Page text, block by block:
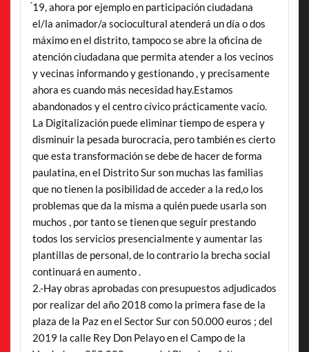
́19, ahora por ejemplo en participación ciudadana
el/la animador/a sociocultural atenderá un día o dos
máximo en el distrito, tampoco se abre la oficina de
atención ciudadana que permita atender a los vecinos
y vecinas informando y gestionando , y precisamente
ahora es cuando más necesidad hay.Estamos
abandonados y el centro cívico prácticamente vacío.
La Digitalización puede eliminar tiempo de espera y
disminuir la pesada burocracia, pero también es cierto
que esta transformación se debe de hacer de forma
paulatina, en el Distrito Sur son muchas las familias
que no tienen la posibilidad de acceder a la red,o los
problemas que da la misma a quién puede usarla son
muchos , por tanto se tienen que seguir prestando
todos los servicios presencialmente y aumentar las
plantillas de personal, de lo contrario la brecha social
continuará en aumento .
2.-Hay obras aprobadas con presupuestos adjudicados
por realizar del año 2018 como la primera fase de la
plaza de la Paz en el Sector Sur con 50.000 euros ; del
2019 la calle Rey Don Pelayo en el Campo de la